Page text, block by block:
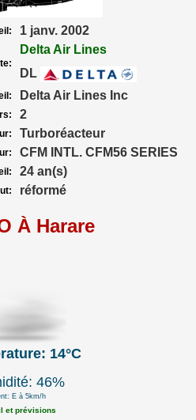
1 janv. 2002
Delta Air Lines
DL
Delta Air Lines Inc
2
Turboréacteur
CFM INTL. CFM56 SERIES
24 an(s)
réformé
À Harare
14°C
46%
E à 5km/h
et prévisions